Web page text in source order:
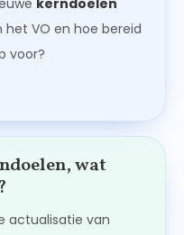
kerndoelen
VO en hoe bereid
voor?
wat
actualisatie van